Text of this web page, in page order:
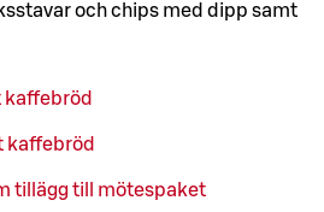
och chips med dipp samt
kaffebröd
kaffebröd
tillägg till mötespaket